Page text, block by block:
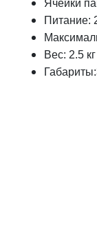
Ячейки
Питание:
Вес: 2.5 кг